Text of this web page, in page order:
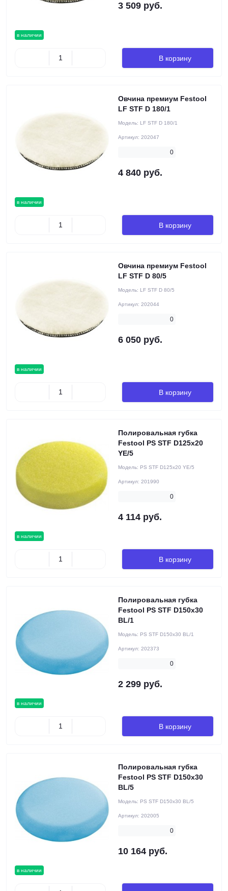
в наличии
3 509 руб.
В корзину
в наличии
Овчина премиум Festool
LF STF D 180/1
Модель: LF STF D 180/1
Артикул: 202047
0
4 840 руб.
В корзину
в наличии
Овчина премиум Festool
LF STF D 80/5
Модель: LF STF D 80/5
Артикул: 202044
0
6 050 руб.
В корзину
в наличии
Полировальная губка
Festool PS STF D125x20
YE/5
Модель: PS STF D125x20 YE/5
Артикул: 201990
0
4 114 руб.
В корзину
в наличии
Полировальная губка
Festool PS STF D150x30
BL/1
Модель: PS STF D150x30 BL/1
Артикул: 202373
0
2 299 руб.
В корзину
в наличии
Полировальная губка
Festool PS STF D150x30
BL/5
Модель: PS STF D150x30 BL/5
Артикул: 202005
0
10 164 руб.